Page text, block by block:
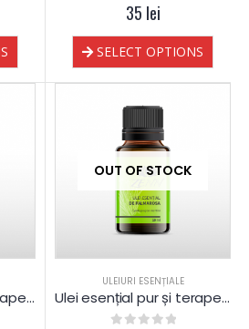
out of 5
35 lei
SELECT OPTIONS
Ulei esențial pur și terapeutic de Măghiran
OUT OF STOCK
ULEIURI ESENȚIALE
Ulei esențial pur și terapeutic de Palmarosa